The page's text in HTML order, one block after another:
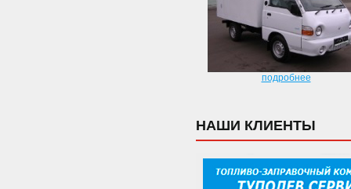
подробнее
НАШИ КЛИЕНТЫ